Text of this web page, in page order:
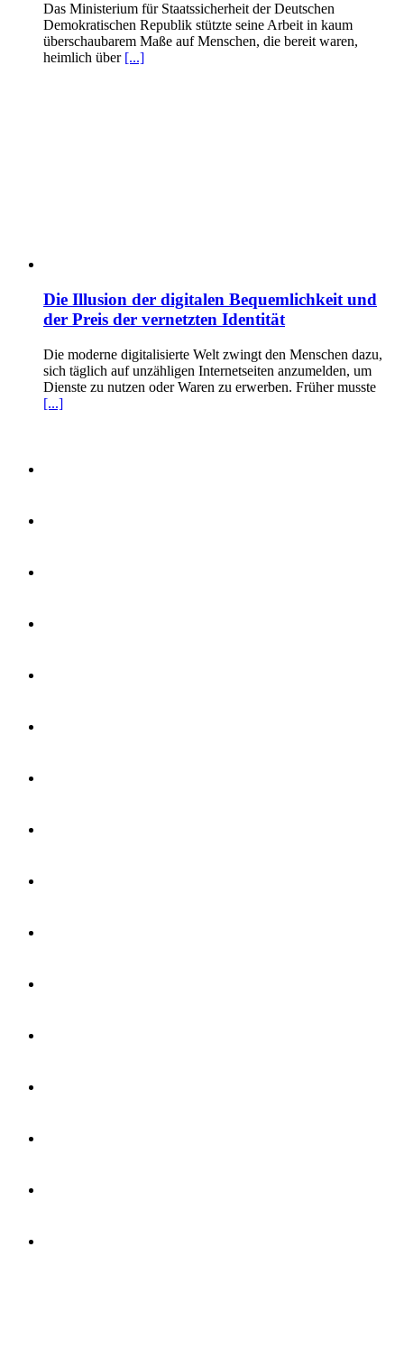
Das Ministerium für Staatssicherheit der Deutschen
Demokratischen Republik stützte seine Arbeit in kaum
überschaubarem Maße auf Menschen, die bereit waren,
heimlich über [...]
Die Illusion der digitalen Bequemlichkeit und
der Preis der vernetzten Identität
Die moderne digitalisierte Welt zwingt den Menschen dazu,
sich täglich auf unzähligen Internetseiten anzumelden, um
Dienste zu nutzen oder Waren zu erwerben. Früher musste
[...]